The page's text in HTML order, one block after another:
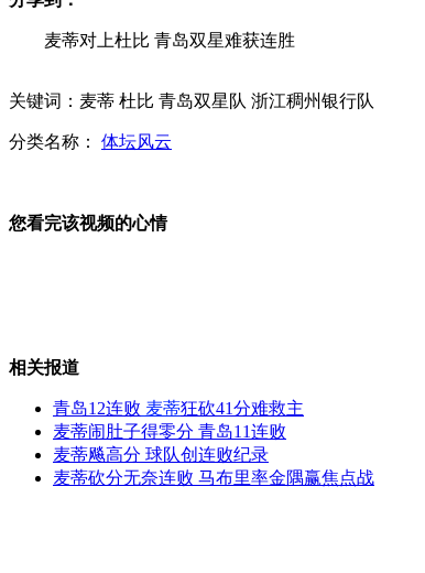
偷狗贼作案全程曝光 十秒偷一条
实拍比基尼女郎冰天雪地中滑雪
山西运城恶犬咬伤多人 警民合力深夜将其击毙
女孩北京地铁殴打老人 痛下狠手拳打脚踢
麦蒂对上杜比 青岛双星难获连胜
关键词：麦蒂 杜比 青岛双星队 浙江稠州银行队
分类名称： 体坛风云
您看完该视频的心情
相关报道
青岛12连败 麦蒂狂砍41分难救主
麦蒂闹肚子得零分 青岛11连败
麦蒂飚高分 球队创连败纪录
麦蒂砍分无奈连败 马布里率金隅赢焦点战